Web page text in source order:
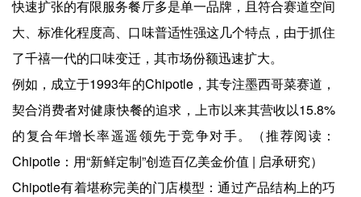
快速扩张的有限服务餐厅多是单一品牌，且符合赛道空间
大、标准化程度高、口味普适性强这几个特点，由于抓住
了千禧一代的口味变迁，其市场份额迅速扩大。
例如，成立于1993年的Chipotle，其专注墨西哥菜赛道，
契合消费者对健康快餐的追求，上市以来其营收以15.8%
的复合年增长率遥遥领先于竞争对手。（推荐阅读：
Chipotle：用“新鲜定制”创造百亿美金价值 | 启承研究）
Chipotle有着堪称完美的门店模型：通过产品结构上的巧